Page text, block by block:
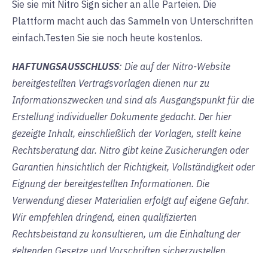
Sie sie mit Nitro Sign sicher an alle Parteien. Die
Plattform macht auch das Sammeln von Unterschriften
einfach.Testen Sie sie noch heute kostenlos.
HAFTUNGSAUSSCHLUSS: Die auf der Nitro-Website
bereitgestellten Vertragsvorlagen dienen nur zu
Informationszwecken und sind als Ausgangspunkt für die
Erstellung individueller Dokumente gedacht. Der hier
gezeigte Inhalt, einschließlich der Vorlagen, stellt keine
Rechtsberatung dar. Nitro gibt keine Zusicherungen oder
Garantien hinsichtlich der Richtigkeit, Vollständigkeit oder
Eignung der bereitgestellten Informationen. Die
Verwendung dieser Materialien erfolgt auf eigene Gefahr.
Wir empfehlen dringend, einen qualifizierten
Rechtsbeistand zu konsultieren, um die Einhaltung der